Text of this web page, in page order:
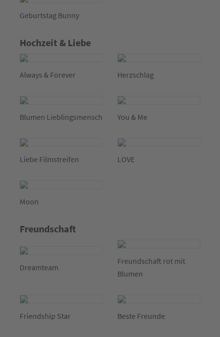
Geburtstag Bunny
Hochzeit & Liebe
Always & Forever Herzschlag
Blumen Lieblingsmensch You & Me
Liebe Filmstreifen LOVE
Moon
Freundschaft
Dreamteam
Freundschaft rot mit
Blumen
Friendship Star Beste Freunde